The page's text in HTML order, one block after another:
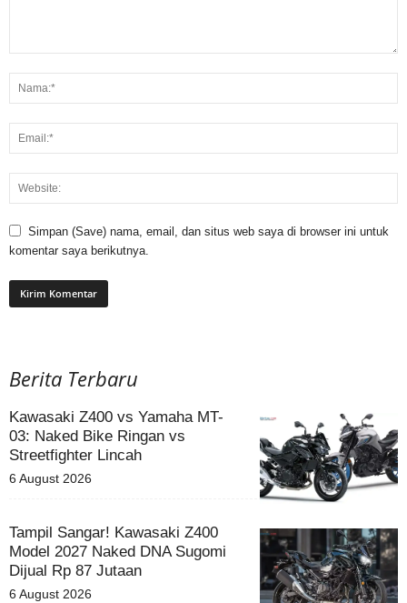
Simpan (Save) nama, email, dan situs web saya di browser ini untuk
komentar saya berikutnya.
Berita Terbaru
Kawasaki Z400 vs Yamaha MT-
03: Naked Bike Ringan vs
Streetfighter Lincah
6 August 2026
Tampil Sangar! Kawasaki Z400
Model 2027 Naked DNA Sugomi
Dijual Rp 87 Jutaan
6 August 2026